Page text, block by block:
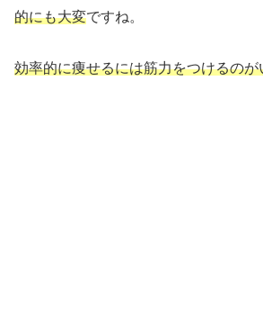
的にも大変ですね。
効率的に痩せるには筋力をつけるのが